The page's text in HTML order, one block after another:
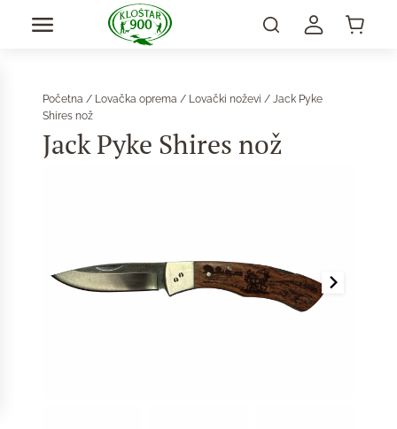
Početna / Lovačka oprema / Lovački noževi / Jack Pyke
Shires nož
Jack Pyke Shires nož